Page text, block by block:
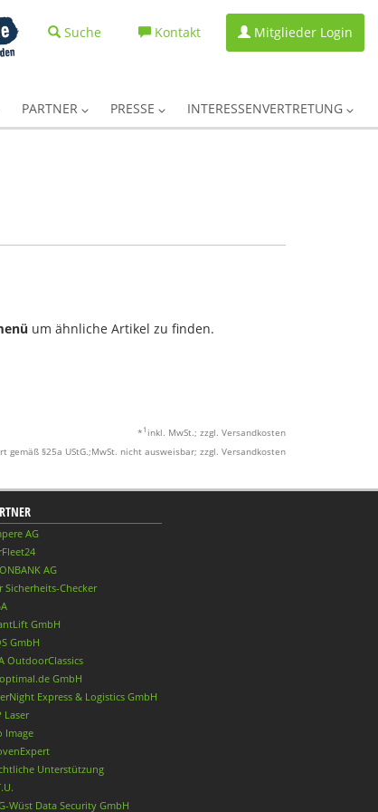
Suche Kontakt Mitglieder Login
PARTNER PRESSE INTERESSENVERTRETUNG
um ähnliche Artikel zu finden.
* 1 inkl. MwSt.; zzgl. Versandkosten
gemäß §25a UStG.;MwSt. nicht ausweisbar; zzgl. Versandkosten
AG
AG
Sicherheits-Checker
GmbH
GmbH
OutdoorClassics
GmbH
Express & Logistics GmbH
Laser
Image
Unterstützung
Wüst Data Security GmbH